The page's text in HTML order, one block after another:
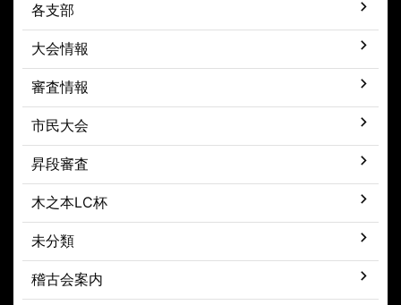
各支部
大会情報
審査情報
市民大会
昇段審査
木之本LC杯
未分類
稽古会案内